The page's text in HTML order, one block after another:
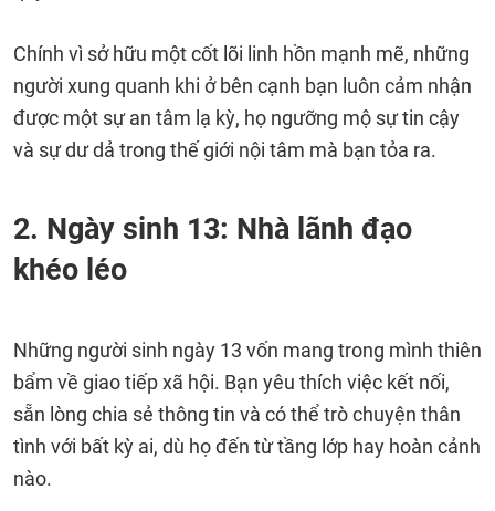
Chính vì sở hữu một cốt lõi linh hồn mạnh mẽ, những
người xung quanh khi ở bên cạnh bạn luôn cảm nhận
được một sự an tâm lạ kỳ, họ ngưỡng mộ sự tin cậy
và sự dư dả trong thế giới nội tâm mà bạn tỏa ra.
2. Ngày sinh 13: Nhà lãnh đạo
khéo léo
Những người sinh ngày 13 vốn mang trong mình thiên
bẩm về giao tiếp xã hội. Bạn yêu thích việc kết nối,
sẵn lòng chia sẻ thông tin và có thể trò chuyện thân
tình với bất kỳ ai, dù họ đến từ tầng lớp hay hoàn cảnh
nào.